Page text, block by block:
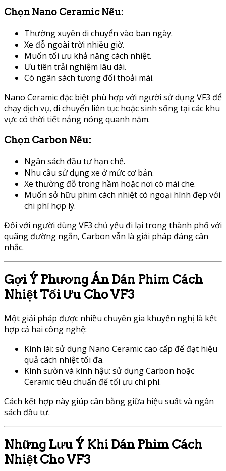
Chọn Nano Ceramic Nếu:
Thường xuyên di chuyển vào ban ngày.
Xe đỗ ngoài trời nhiều giờ.
Muốn tối ưu khả năng cách nhiệt.
Ưu tiên trải nghiệm lâu dài.
Có ngân sách tương đối thoải mái.
Nano Ceramic đặc biệt phù hợp với người sử dụng VF3 để
chạy dịch vụ, di chuyển liên tục hoặc sinh sống tại các khu
vực có thời tiết nắng nóng quanh năm.
Chọn Carbon Nếu:
Ngân sách đầu tư hạn chế.
Nhu cầu sử dụng xe ở mức cơ bản.
Xe thường đỗ trong hầm hoặc nơi có mái che.
Muốn sở hữu phim cách nhiệt có ngoại hình đẹp với
chi phí hợp lý.
Đối với người dùng VF3 chủ yếu đi lại trong thành phố với
quãng đường ngắn, Carbon vẫn là giải pháp đáng cân
nhắc.
Gợi Ý Phương Án Dán Phim Cách
Nhiệt Tối Ưu Cho VF3
Một giải pháp được nhiều chuyên gia khuyến nghị là kết
hợp cả hai công nghệ:
Kính lái: sử dụng Nano Ceramic cao cấp để đạt hiệu
quả cách nhiệt tối đa.
Kính sườn và kính hậu: sử dụng Carbon hoặc
Ceramic tiêu chuẩn để tối ưu chi phí.
Cách kết hợp này giúp cân bằng giữa hiệu suất và ngân
sách đầu tư.
Những Lưu Ý Khi Dán Phim Cách
Nhiệt Cho VF3